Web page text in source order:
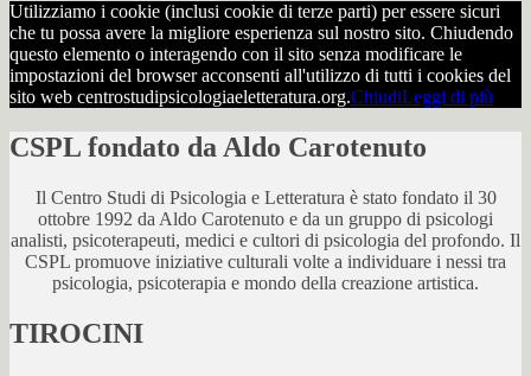
Utilizziamo i cookie (inclusi cookie di terze parti) per essere sicuri
che tu possa avere la migliore esperienza sul nostro sito. Chiudendo
questo elemento o interagendo con il sito senza modificare le
impostazioni del browser acconsenti all'utilizzo di tutti i cookies del
sito web centrostudipsicologiaeletteratura.org.ChiudiLeggi di più
CSPL fondato da Aldo Carotenuto
Il Centro Studi di Psicologia e Letteratura è stato fondato il 30
ottobre 1992 da Aldo Carotenuto e da un gruppo di psicologi
analisti, psicoterapeuti, medici e cultori di psicologia del profondo. Il
CSPL promuove iniziative culturali volte a individuare i nessi tra
psicologia, psicoterapia e mondo della creazione artistica.
TIROCINI